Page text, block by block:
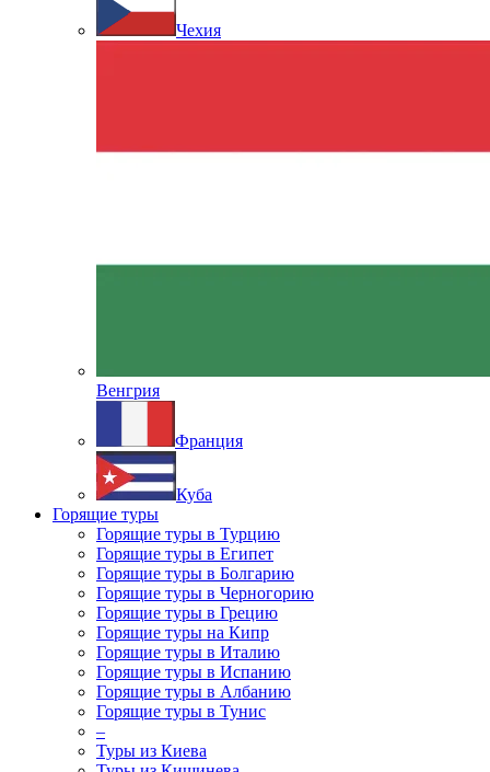
Чехия
Венгрия
Франция
Куба
Горящие туры
Горящие туры в Турцию
Горящие туры в Египет
Горящие туры в Болгарию
Горящие туры в Черногорию
Горящие туры в Грецию
Горящие туры на Кипр
Горящие туры в Италию
Горящие туры в Испанию
Горящие туры в Албанию
Горящие туры в Тунис
–
Туры из Киева